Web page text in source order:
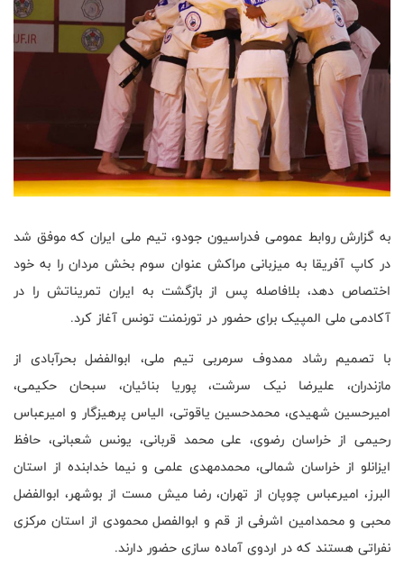
به گزارش روابط عمومی فدراسیون جودو، تیم ملی ایران که موفق شد
در کاپ آفریقا به میزبانی مراکش عنوان سوم بخش مردان را به خود
اختصاص دهد، بلافاصله پس از بازگشت به ایران تمریناتش را در
آکادمی ملی المپیک برای حضور در تورنمنت تونس آغاز کرد.
با تصمیم رشاد ممدوف سرمربی تیم ملی، ابوالفضل بحرآبادی از
مازندران، علیرضا نیک سرشت، پوریا بنائیان، سبحان حکیمی،
امیرحسین شهیدی، محمدحسین یاقوتی، الیاس پرهیزگار و امیرعباس
رحیمی از خراسان رضوی، علی محمد قربانی، یونس شعبانی، حافظ
ایزانلو از خراسان شمالی، محمدمهدی علمی و نیما خدابنده از استان
البرز، امیرعباس چوپان از تهران، رضا میش مست از بوشهر، ابوالفضل
محبی و محمدامین اشرفی از قم و ابوالفصل محمودی از استان مرکزی
نفراتی هستند که در اردوی آماده سازی حضور دارند.